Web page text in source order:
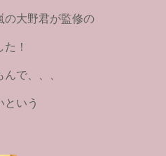
大野君が監修の
！
で、、、
という